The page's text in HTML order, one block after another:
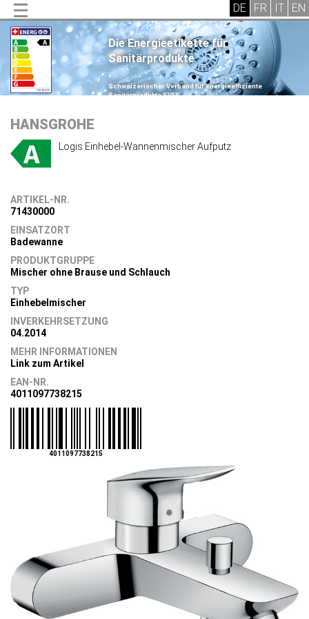
Die Energieetikette für
Sanitärprodukte
.
Schweizerischer Verband für energieeffiziente
Sanitärprodukte SVES
HANSGROHE
Logis Einhebel-Wannenmischer Aufputz
ARTIKEL-NR.
71430000
EINSATZORT
Badewanne
PRODUKTGRUPPE
Mischer ohne Brause und Schlauch
TYP
Einhebelmischer
INVERKEHRSETZUNG
04.2014
MEHR INFORMATIONEN
Link zum Artikel
EAN-NR.
4011097738215
4011097738215